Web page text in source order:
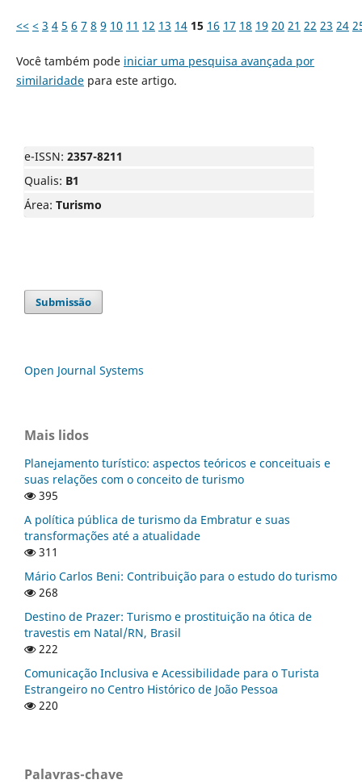
<< < 3 4 5 6 7 8 9 10 11 12 13 14 15 16 17 18 19 20 21 22 23 24
Você também pode iniciar uma pesquisa avançada por
similaridadepara este artigo.
e-ISSN: 2357-8211
Qualis: B1
Área: Turismo
Submissão
Open Journal Systems
Mais lidos
Planejamento turístico: aspectos teóricos e conceituais e
suas relações com o conceito de turismo
395
A política pública de turismo da Embratur e suas
transformações até a atualidade
311
Mário Carlos Beni: Contribuição para o estudo do turismo
268
Destino de Prazer: Turismo e prostituição na ótica de
travestis em Natal/RN, Brasil
222
Comunicação Inclusiva e Acessibilidade para o Turista
Estrangeiro no Centro Histórico de João Pessoa
220
Palavras-chave